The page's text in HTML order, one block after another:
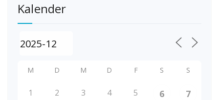
Kalender
M D M D F S S
1 2 3 4 5 6 7